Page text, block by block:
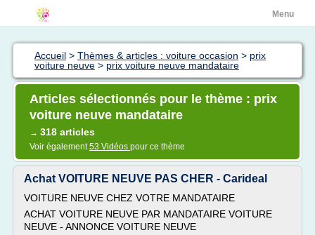
Menu
Accueil > Thèmes & articles : voiture occasion > prix
voiture neuve > prix voiture neuve mandataire
Articles sélectionnés pour le thème : prix
voiture neuve mandataire
→ 318 articles
Voir également53 Vidéos pour ce thème
Achat VOITURE NEUVE PAS CHER - Carideal
VOITURE NEUVE CHEZ VOTRE MANDATAIRE
ACHAT VOITURE NEUVE PAR MANDATAIRE VOITURE
NEUVE - ANNONCE VOITURE NEUVE